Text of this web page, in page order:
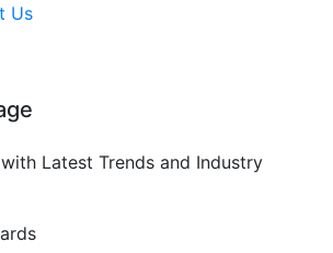
Us
Latest Trends and Industry